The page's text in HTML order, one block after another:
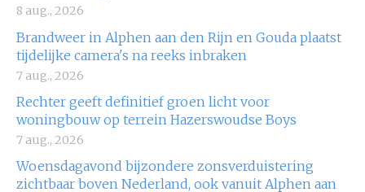
8 aug., 2026
Brandweer in Alphen aan den Rijn en Gouda plaatst
tijdelijke camera's na reeks inbraken
7 aug., 2026
Rechter geeft definitief groen licht voor
woningbouw op terrein Hazerswoudse Boys
7 aug., 2026
Woensdagavond bijzondere zonsverduistering
zichtbaar boven Nederland, ook vanuit Alphen aan